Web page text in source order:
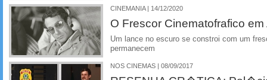
CINEMANIA | 14/12/2020
O Frescor Cinematofrafico
Um lance no escuro se constroi com um
permanecem
NOS CINEMAS | 08/09/2017